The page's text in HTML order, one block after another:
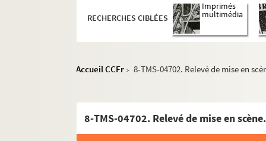
RECHERCHES CIBLÉES
Imprimés
multimédia
Accueil CCFr > 8-TMS-04702. Relevé de mise en
8-TMS-04702. Relevé de mise en
Louis Ducreux. Le square du Pérou :
Max Maurey. Le stradivarius : comédie en 1
Nicolaï Erdman. Le suicidé : pièce en 5
Fritz Hochwälder. Sur la terre comme au ciel
Alexandre Bisson, Antony Mars. Les